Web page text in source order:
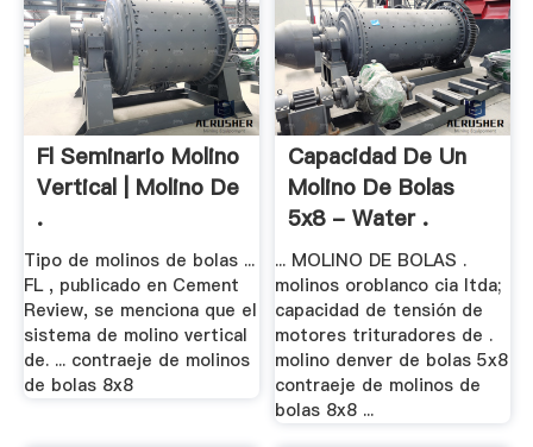
Fl Seminario Molino
Vertical | Molino De
.
Tipo de molinos de bolas ...
FL , publicado en Cement
Review, se menciona que el
sistema de molino vertical
de. ... contraeje de molinos
de bolas 8x8
Capacidad De Un
Molino De Bolas
5x8 - Water .
... MOLINO DE BOLAS .
molinos oroblanco cia ltda;
capacidad de tensión de
motores trituradores de .
molino denver de bolas 5x8
contraeje de molinos de
bolas 8x8 ...